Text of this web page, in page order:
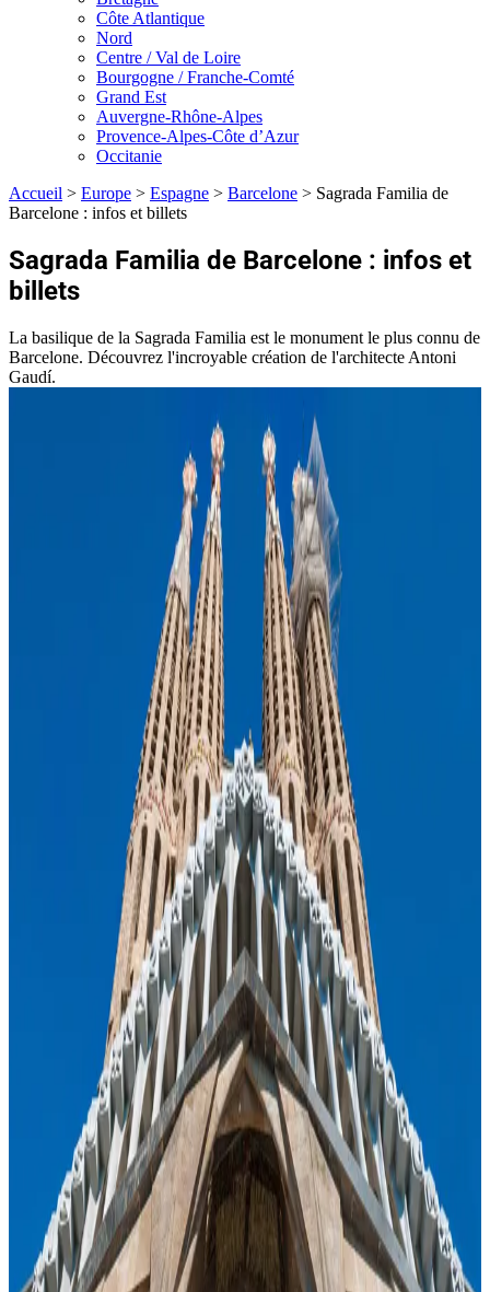
Côte Atlantique
Nord
Centre / Val de Loire
Bourgogne / Franche-Comté
Grand Est
Auvergne-Rhône-Alpes
Provence-Alpes-Côte d’Azur
Occitanie
Accueil > Europe > Espagne > Barcelone > Sagrada Familia de
Barcelone : infos et billets
Sagrada Familia de Barcelone : infos et
billets
La basilique de la Sagrada Familia est le monument le plus connu de
Barcelone. Découvrez l'incroyable création de l'architecte Antoni
Gaudí.